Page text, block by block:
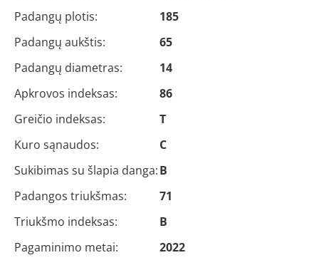
Padangų plotis:
185
Padangų aukštis:
65
Padangų diametras:
14
Apkrovos indeksas:
86
Greičio indeksas:
T
Kuro sąnaudos:
C
Sukibimas su šlapia danga:B
Padangos triukšmas:
71
Triukšmo indeksas:
B
Pagaminimo metai:
2022